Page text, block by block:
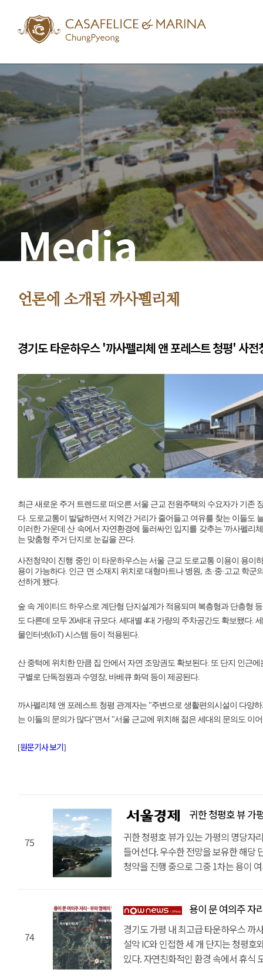
Media
펠
리
마
나
청
평-
개
까
사
펠
체
언론에 소개된 까사펠리체
경기도 타운하우스 '까사펠리체 앤 포레스트 청평' 사전
최근 새로운 주거 트렌드로 떠오른 서울 근교 전원주택의 수요자가 기존
다. 도로교통이 발달하면서 지역간 거리가 줄어들고 여유를 찾는 이들도
이러한 가운데 산 속에서 자연환경에 둘러싸인 입지를 갖추는 '까사펠리
는 맞춤형 주거 단지로 눈길을 끈다.
사전청약이 진행 중인 이 타운하우스는 서울 근교 도로교통 이용이 용이
용이 가능하다. 인근 면 소재지 위치로 대형마트나 병원, 초·중·고교 학
선하게 됐다.
숲 속 게이티드 하우스로 계단형 단지설계가 적용되며 복층형과 단층형
도 다른데 모두 20세대 규모다. 세대별 4대 가량의 주차공간도 확보됐다.
물인터넷(IoT) 시스템 등이 적용된다.
산 중턱에 위치한 만큼 집 안에서 자연 조망권도 확보된다. 또 단지 인근
구별로 단독정원과 수영장, 바베큐 화덕 등이 제공된다.
까사펠리체 앤 포레스트 청평 관계자는 "주변으로 생활편의시설이 다양
는 이들의 문의가 많다"면서 "서울 근교에 위치해 젊은 세대의 문의도 이
[원문기사 보기]
75
귀한 청평호 뷰 가평 최고
귀한 청평호 뷰가 있는 가평의 명당자
들어선다. 우수한 전망을 보유한 해당
청약을 진행 중으로 그중 1차는 용이
명당으로 꼽힌다. 설악IC와 단지가 10
이동 가능한 까사펠리체는 단지에서
단지가 1분 내외거리로 이어져 있으
또한, 차량 5~10분 거리에 청심 국제
74
용이 문 여의주 자리, 부와 명
경기도 가평 내 최고급 타운하우스 까
설악 IC와 인접한 세 개 단지는 청평호
있다. 자연친화적인 환경 속에서 휴식